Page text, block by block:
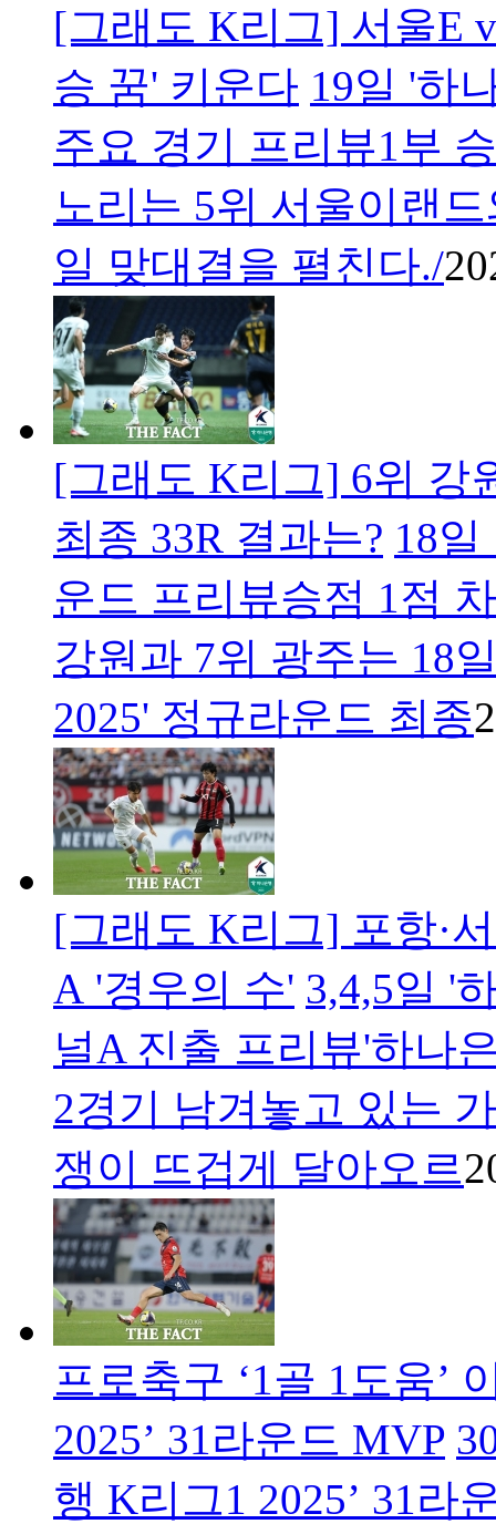
[그래도 K리그] 서울E
승 꿈' 키운다 19일 '하
주요 경기 프리뷰1부
노리는 5위 서울이랜
일 맞대결을 펼친다./
[그래도 K리그] 6위 강
최종 33R 결과는? 18일
운드 프리뷰승점 1점
강원과 7위 광주는 18
2025' 정규라운드 최종
[그래도 K리그] 포항·
A '경우의 수' 3,4,5일 '
널A 진출 프리뷰'하나
2경기 남겨놓고 있는
쟁이 뜨겁게 달아오르
프로축구 ‘1골 1도움’
2025’ 31라운드 MVP
행 K리그1 2025’ 31라